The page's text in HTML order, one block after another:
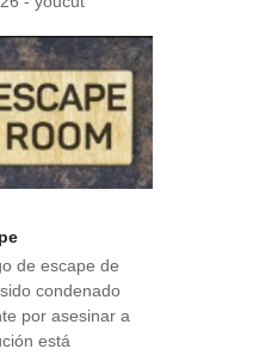
de escape de
condenado
por asesinar a
está